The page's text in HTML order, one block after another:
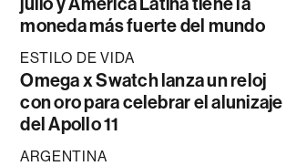
moneda más fuerte del mundo
ESTILO DE VIDA
Omega x Swatch lanza un reloj
con oro para celebrar el alunizaje
del Apollo 11
ARGENTINA